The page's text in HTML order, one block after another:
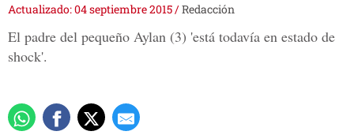
Actualizado: 04 septiembre 2015/Redacción
El padre del pequeño Aylan (3) 'está todavía en estado de
shock'.